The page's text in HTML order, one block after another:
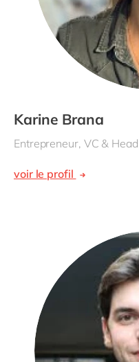
Karine Brana
Entrepreneur, VC &
voir le profil